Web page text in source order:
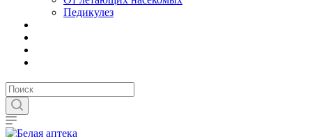
Педикулез